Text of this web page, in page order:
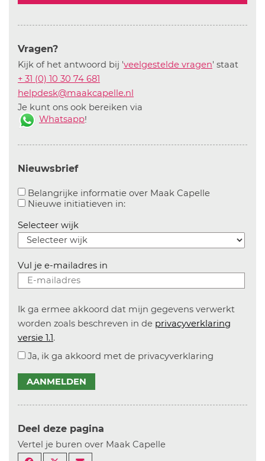
Vragen?
Kijk of het antwoord bij 'veelgestelde vragen' staat
+ 31 (0) 10 30 74 681
helpdesk@maakcapelle.nl
Je kunt ons ook bereiken via
Whatsapp!
Nieuwsbrief
Belangrijke informatie over Maak CapelleAanvinken
Nieuwe initiatieven in:Aanvinken om informatie over
Selecteer wijk
Vul je e-mailadres in
Ik ga ermee akkoord dat mijn gegevens verwerkt
worden zoals beschreven in de privacyverklaring
versie 1.1.
Ja, ik ga akkoord met de privacyverklaring
AANMELDEN
Deel deze pagina
Vertel je buren over Maak Capelle